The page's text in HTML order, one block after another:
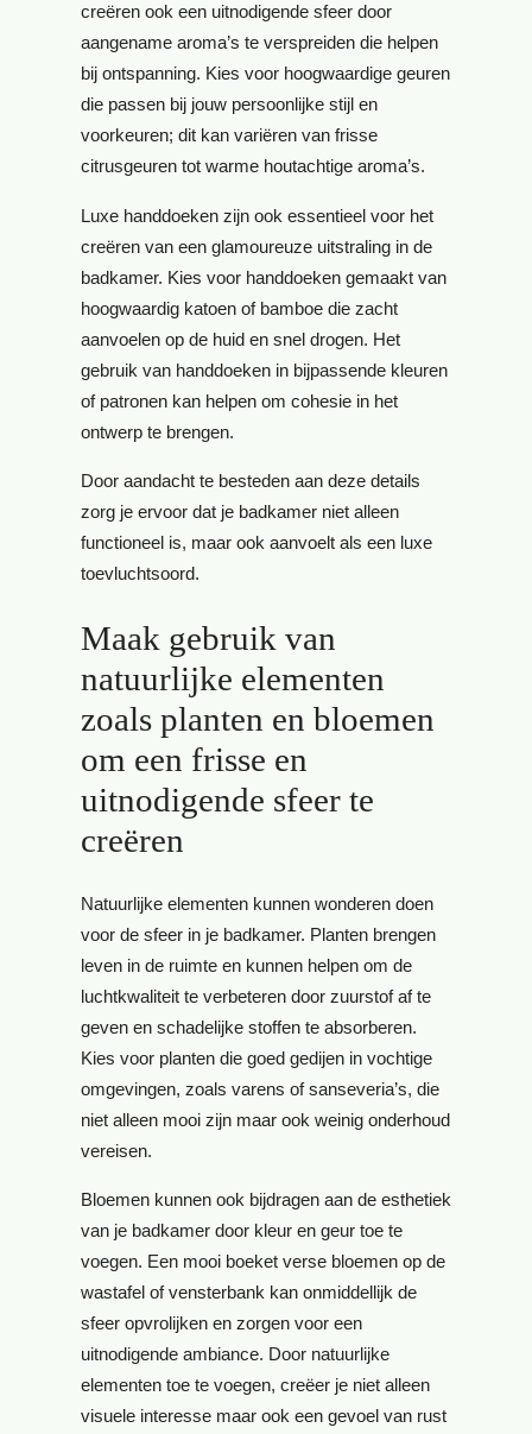
creëren ook een uitnodigende sfeer door
aangename aroma’s te verspreiden die helpen
bij ontspanning. Kies voor hoogwaardige geuren
die passen bij jouw persoonlijke stijl en
voorkeuren; dit kan variëren van frisse
citrusgeuren tot warme houtachtige aroma’s.
Luxe handdoeken zijn ook essentieel voor het
creëren van een glamoureuze uitstraling in de
badkamer. Kies voor handdoeken gemaakt van
hoogwaardig katoen of bamboe die zacht
aanvoelen op de huid en snel drogen. Het
gebruik van handdoeken in bijpassende kleuren
of patronen kan helpen om cohesie in het
ontwerp te brengen.
Door aandacht te besteden aan deze details
zorg je ervoor dat je badkamer niet alleen
functioneel is, maar ook aanvoelt als een luxe
toevluchtsoord.
Maak gebruik van
natuurlijke elementen
zoals planten en bloemen
om een frisse en
uitnodigende sfeer te
creëren
Natuurlijke elementen kunnen wonderen doen
voor de sfeer in je badkamer. Planten brengen
leven in de ruimte en kunnen helpen om de
luchtkwaliteit te verbeteren door zuurstof af te
geven en schadelijke stoffen te absorberen.
Kies voor planten die goed gedijen in vochtige
omgevingen, zoals varens of sanseveria’s, die
niet alleen mooi zijn maar ook weinig onderhoud
vereisen.
Bloemen kunnen ook bijdragen aan de esthetiek
van je badkamer door kleur en geur toe te
voegen. Een mooi boeket verse bloemen op de
wastafel of vensterbank kan onmiddellijk de
sfeer opvrolijken en zorgen voor een
uitnodigende ambiance. Door natuurlijke
elementen toe te voegen, creëer je niet alleen
visuele interesse maar ook een gevoel van rust